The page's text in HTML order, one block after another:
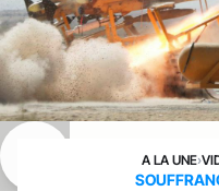
A LA UNE›